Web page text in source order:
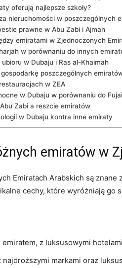
oferują najlepsze szkoły?
nieruchomości w ⁢poszczególnych
prawne w Abu‌ Zabi i ⁢Ajman
emiratami‌ w Zjednoczonych
w porównaniu do ⁤innych
w Dubaju i Ras al-Khaimah
‌poszczególnych
w ZEA
w Dubaju w ​porównaniu do
Zabi a reszcie‌ emiratów
w Dubaju kontra⁤ inne⁢ emiraty
‍emiratów⁣ w
Emiratach Arabskich są
cechy, które wyróżniają go
emiratem, z⁤ luksusowymi
najdroższymi markami oraz